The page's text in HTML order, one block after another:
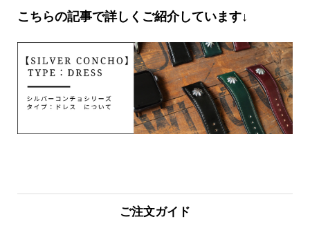
こちらの記事で詳しくご紹介しています↓
ご注文ガイド